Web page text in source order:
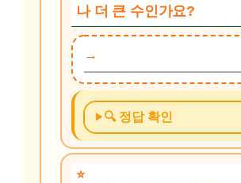
나 더 큰 수인가요?
🔍 정답 확인